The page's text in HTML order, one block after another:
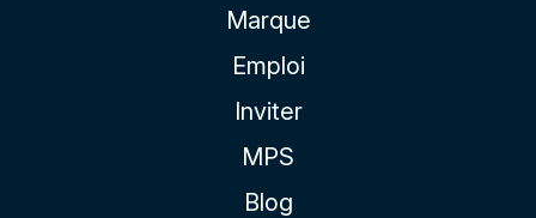
Marque
Emploi
Inviter
MPS
Blog